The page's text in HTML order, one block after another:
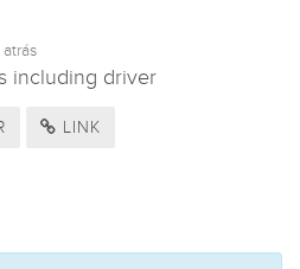
including driver
LINK